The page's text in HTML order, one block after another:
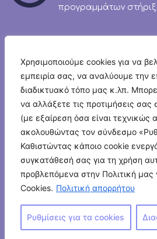
Χρησιμοποιούμε cookies για να
εμπειρία σας, να αναλύουμε την
διαδικτυακό τόπο μας κ.λπ.
να αλλάξετε τις προτιμήσεις
(με εξαίρεση όσα είναι τεχνικώς
ακολουθώντας τον σύνδεσμο
Καθιστώντας κάποιο cookie
συγκατάθεσή σας για τη χρήση
προβλεπόμενα στην Πολιτική μας
Cookies. Πολιτική απορρήτου
Ρυθμίσεις για τα cookies
προγραμμάτων
Newsletter
Επικοινωνία
© 2026 Humanity Greece
Πολιτική Καταγγελιών
Κώδικας
Διαφορετικότητα, Ισότητα,